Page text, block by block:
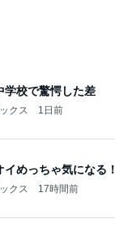
学校で驚愕した差
クス 1日前
イめっちゃ気になる！
クス 17時間前